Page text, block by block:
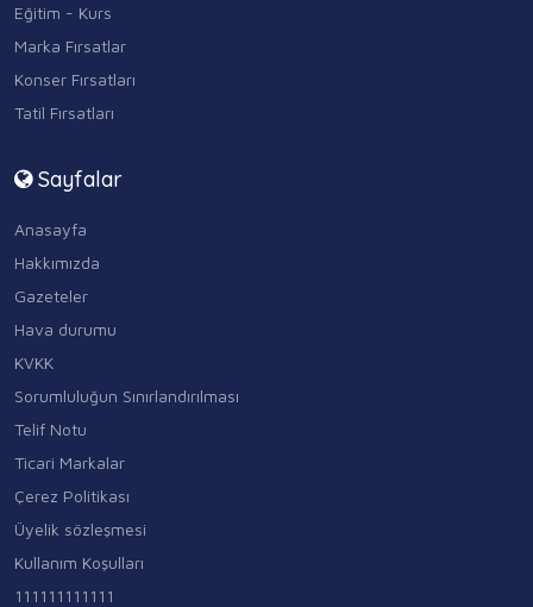
Eğitim - Kurs
Marka Fırsatlar
Konser Fırsatları
Tatil Fırsatları
Sayfalar
Anasayfa
Hakkımızda
Gazeteler
Hava durumu
KVKK
Sorumluluğun Sınırlandırılması
Telif Notu
Ticari Markalar
Çerez Politikası
Üyelik sözleşmesi
Kullanım Koşulları
111111111111